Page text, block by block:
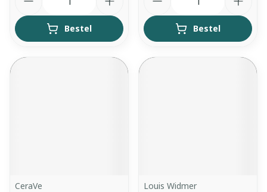
Bestel Bestel
CeraVe
Louis Widmer